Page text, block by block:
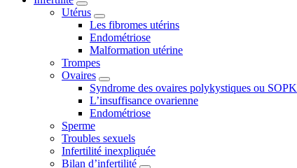
Utérus
Les fibromes utérins
Endométriose
Malformation utérine
Trompes
Ovaires
Syndrome des ovaires polykystiques ou SOPK
L’insuffisance ovarienne
Endométriose
Sperme
Troubles sexuels
Infertilité inexpliquée
Bilan d’infertilité